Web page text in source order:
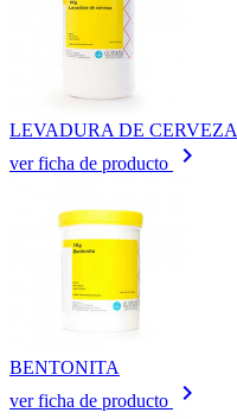
LEVADURA DE CERVEZA
ver ficha de producto
keyboard_arrow_right
BENTONITA
ver ficha de producto
keyboard_arrow_right